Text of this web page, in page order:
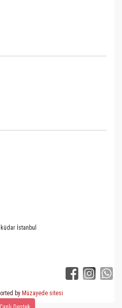
İstanbul
by Müzayede sitesi